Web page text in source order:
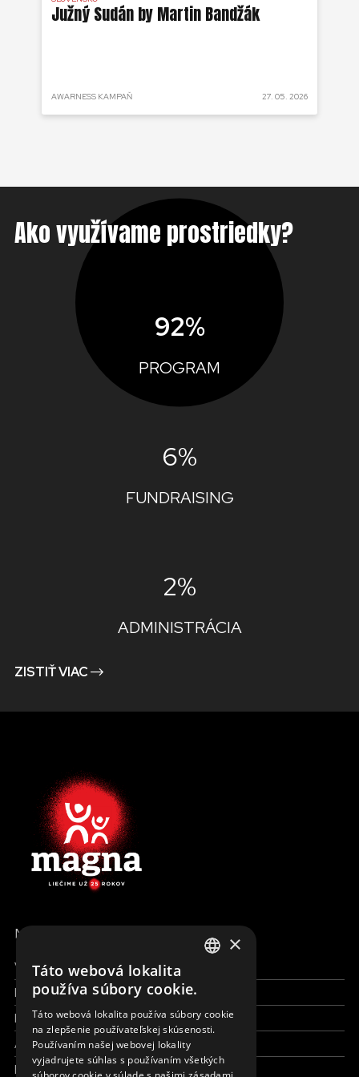
Južný Sudán by Martin Bandžák
AWARNESS KAMPAŇ 27. 05. 2026
Ako využívame prostriedky?
92%
PROGRAM
6%
FUNDRAISING
2%
ADMINISTRÁCIA
ZISTIŤ VIAC
MENU
Všetky formy pomoci
Financie a reporty
Pracujte s nami
Aktuálne
Kto sme
CZECH
FRENCH
×
Táto webová lokalita
používa súbory cookie.
Táto webová lokalita používa súbory cookie
na zlepšenie používateľskej skúsenosti.
Používaním našej webovej lokality
vyjadrujete súhlas s používaním všetkých